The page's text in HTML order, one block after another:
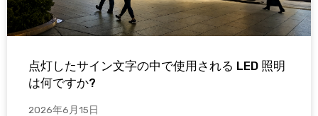
点灯したサイン文字の中で使用される LED 照明
は何ですか?
2026年6月15日